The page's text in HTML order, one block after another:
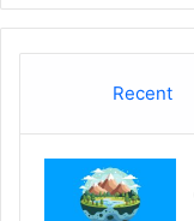
Recent